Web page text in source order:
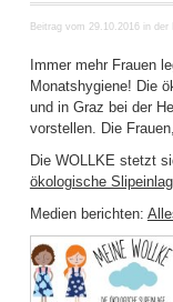
Beitrag vom 29.10.2016 in der
Immer mehr Frauen
Monatshygiene! Die
und in Graz bei der
vorstellen. Die
Die WOLLKE stetzt
ökologische
Medien berichten: